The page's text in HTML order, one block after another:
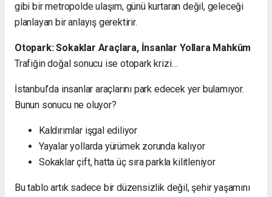
gibi bir metropolde ulaşım, günü kurtaran değil, geleceği
planlayan bir anlayış gerektirir.
Otopark: Sokaklar Araçlara, İnsanlar Yollara Mahkûm
Trafiğin doğal sonucu ise otopark krizi…
İstanbul’da insanlar araçlarını park edecek yer bulamıyor.
Bunun sonucu ne oluyor?
Kaldırımlar işgal ediliyor
Yayalar yollarda yürümek zorunda kalıyor
Sokaklar çift, hatta üç sıra parkla kilitleniyor
Bu tablo artık sadece bir düzensizlik değil, şehir yaşamını